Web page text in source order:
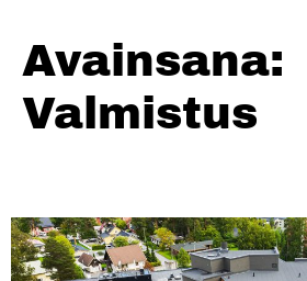
Avainsana:
Valmistus